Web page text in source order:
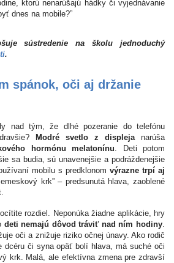
ktorú nenarúšajú hádky či vyjednávanie
dnes na mobile?”
sústredenie na školu jednoduchý
.
spánok, oči aj držanie
nad tým, že dlhé pozeranie do telefónu
Modré svetlo z displejanarúša
hormónu melatonínu. Deti potom
sa budia, sú unavenejšie a podráždenejšie
mobilu s predklonom výrazne trpí aj
krk” – predsunutá hlava, zaoblené
rozdiel. Neponúka žiadne aplikácie, hry
deti nemajú dôvod tráviť nad ním hodiny.
oči a znižuje riziko očnej únavy. Ako rodič
dcéru či syna opäť bolí hlava, má suché oči
krk. Malá, ale efektívna zmena pre zdravší